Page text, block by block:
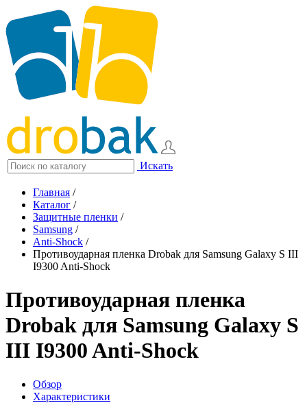
Искать
Главная /
Каталог /
Защитные пленки /
Samsung /
Anti-Shock /
Противоударная пленка Drobak для Samsung Galaxy S III
I9300 Anti-Shock
Противоударная пленка
Drobak для Samsung Galaxy S
III I9300 Anti-Shock
Обзор
Характеристики